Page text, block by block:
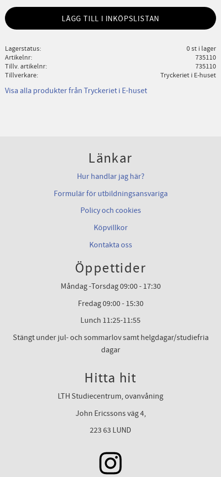
LÄGG TILL I INKÖPSLISTAN
Lagerstatus
0 st i lager
Artikelnr
735110
Tillv. artikelnr
735110
Tillverkare
Tryckeriet i E-huset
Visa alla produkter från Tryckeriet i E-huset
Länkar
Hur handlar jag här?
Formulär för utbildningsansvariga
Policy och cookies
Köpvillkor
Kontakta oss
Öppettider
Måndag -Torsdag 09:00 - 17:30
Fredag 09:00 - 15:30
Lunch 11:25-11:55
Stängt under jul- och sommarlov samt helgdagar/studiefria
dagar
Hitta hit
LTH Studiecentrum, ovanvåning
John Ericssons väg 4,
223 63 LUND